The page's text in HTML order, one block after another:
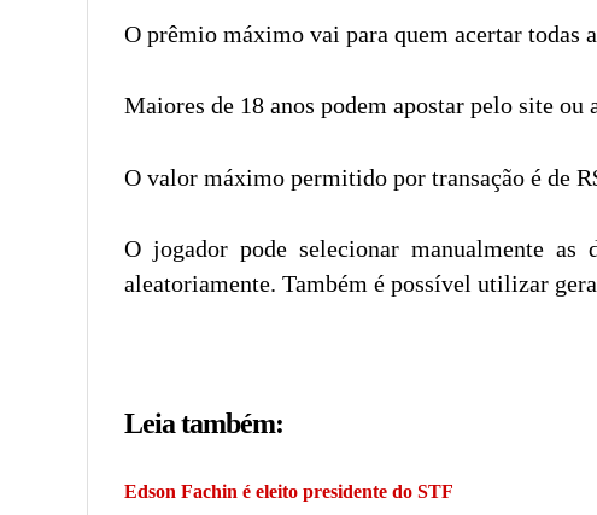
O prêmio máximo vai para quem acertar todas
Maiores de 18 anos podem apostar pelo site ou
O valor máximo permitido por transação é de
O jogador pode selecionar manualmente as
aleatoriamente. Também é possível utilizar
Leia também:
Edson Fachin é eleito presidente do STF